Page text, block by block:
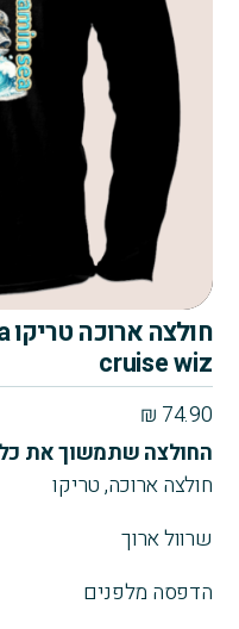
חולצה ארוכה טריקו Vitamin Sea
cruise wiz
₪ 74.90
החולצה שתמשוך את כל
חולצה ארוכה, טריקו
שרוול ארוך
הדפסה מלפנים